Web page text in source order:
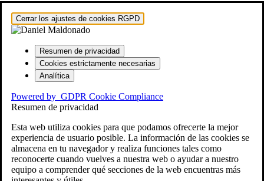
Hestia | Desarrollado porThemeIsle
Cerrar los ajustes de cookies RGPD
Resumen de privacidad
Cookies estrictamente necesarias
Analítica
Powered by GDPR Cookie Compliance
Resumen de privacidad
Esta web utiliza cookies para que podamos ofrecerte la mejor
experiencia de usuario posible. La información de las cookies se
almacena en tu navegador y realiza funciones tales como
reconocerte cuando vuelves a nuestra web o ayudar a nuestro
equipo a comprender qué secciones de la web encuentras más